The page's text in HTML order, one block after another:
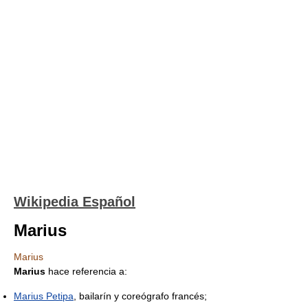
Wikipedia Español
Marius
Marius
Marius hace referencia a:
Marius Petipa , bailarín y coreógrafo francés;